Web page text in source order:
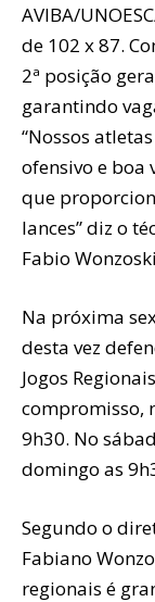
AVIBA/
de 102 x 87.
2ª posição
garantindo
“Nossos
ofensivo e boa
que
lances” diz o
Fabio
Na próxima
desta vez
Jogos
compromisso,
9h30. No
domingo as
Segundo o
Fabiano
regionais é